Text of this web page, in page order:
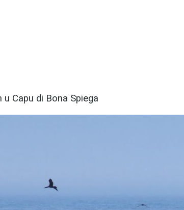
u Capu di Bona Spiega